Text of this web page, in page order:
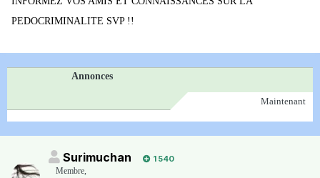
PEDOCRIMINALITE SVP !!
Annonces
Maintenant
Surimuchan
1 540
Membre,